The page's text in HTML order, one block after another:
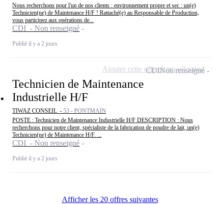
Nous recherchons pour l'un de nos clients : environnement propre et sec : un(e)
Technicien(ne) de Maintenance H/F ! Rattaché(e) au Responsable de Production,
vous participez aux opérations de...
CDI - Non renseigné
Publié il y a 2 jours
Technicien de Maintenance
Industrielle H/F
TIWAZ CONSEIL - 53 - PONTMAIN
POSTE : Technicien de Maintenance Industrielle H/F DESCRIPTION : Nous
recherchons pour notre client, spécialiste de la fabrication de poudre de lait, un(e)
Technicien(ne) de Maintenance H/F. ...
CDI - Non renseigné
Publié il y a 2 jours
CDINon renseigné
Ajouter cette offre à ma sélection
Afficher les 20 offres suivantes